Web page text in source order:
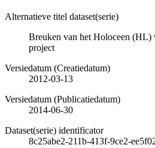
Alternatieve titel dataset(serie)
Breuken van het Holoceen (HL)
project
Versiedatum (Creatiedatum)
2012-03-13
Versiedatum (Publicatiedatum)
2014-06-30
Dataset(serie) identificator
8c25abe2-211b-413f-9ce2-